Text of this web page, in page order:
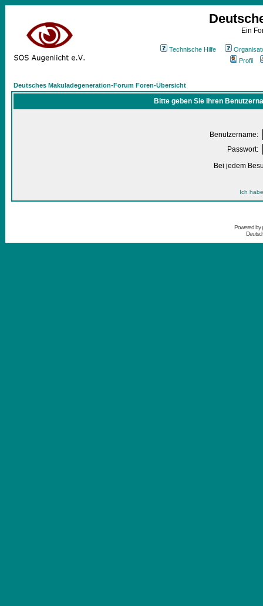
Ein
Technische Hilfe
Profil
Deutsches Makuladegeneration-Forum Foren-Übersicht
Bitte geben Sie Ihren
Benutzername:
Passwort:
Bei jedem
Ich
Powered by